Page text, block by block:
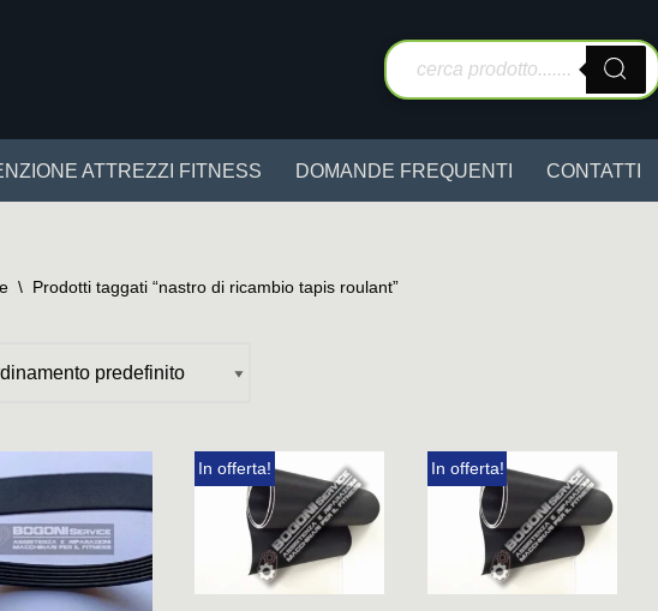
ATTREZZI FITNESS DOMANDE FREQUENTI CONTATTI
\ Prodotti taggati “nastro di ricambio tapis roulant”
In offerta! In offerta!